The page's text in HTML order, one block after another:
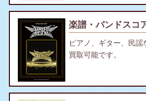
楽譜・バンドスコ
ピアノ、ギター、民
買取可能です。